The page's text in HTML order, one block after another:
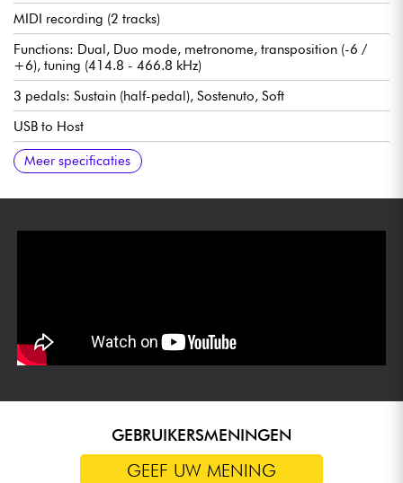
MIDI recording (2 tracks)
Functions: Dual, Duo mode, metronome, transposition (-6 /
+6), tuning (414.8 - 466.8 kHz)
3 pedals: Sustain (half-pedal), Sostenuto, Soft
USB to Host
2 headphone outputs on 6.3 mm stereo jack
Speaker system: 2 x 8 Watt
Dimensions (W x D x H): 1353 x 309 x 792 mm (depth with
open cover: 317 mm)
Weight: 37 kg
Colour: Black
Power supply unit (PA-150) and score "50 Classical Music
Masterpieces" incl.
Meer specificaties
GEBRUIKERSMENINGEN
GEEF UW MENING